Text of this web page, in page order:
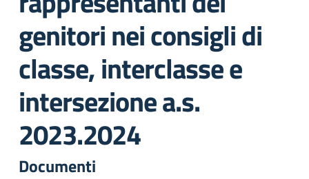
genitori nei consigli di
classe, interclasse e
intersezione a.s.
2023.2024
Documenti